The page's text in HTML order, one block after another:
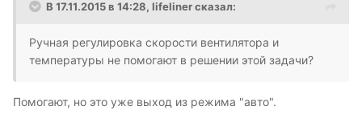
В 17.11.2015 в 14:28, lifeliner сказал:
Ручная регулировка скорости вентилятора и
температуры не помогают в решении этой задачи?
Помогают, но это уже выход из режима "авто".